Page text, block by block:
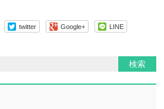
twitter Google+ LINE